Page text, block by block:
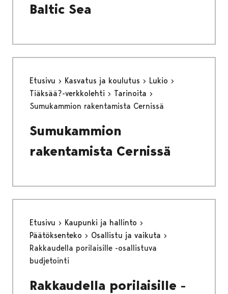
Baltic Sea
Etusivu Kasvatus ja koulutus
Lukio
Tiäksää?-verkkolehti
Tarinoita
Sumukammion rakentamista Cernissä
Sumukammion
rakentamista Cernissä
Etusivu
Kaupunki ja hallinto
Päätöksenteko
Osallistu ja vaikuta
Rakkaudella porilaisille -osallistuva
budjetointi
Rakkaudella porilaisille -